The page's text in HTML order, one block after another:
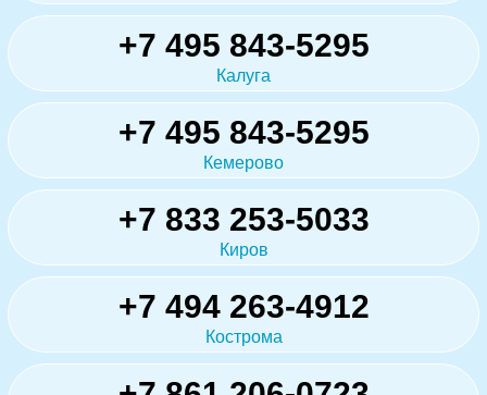
+7 495 843-5295
Калуга
+7 495 843-5295
Кемерово
+7 833 253-5033
Киров
+7 494 263-4912
Кострома